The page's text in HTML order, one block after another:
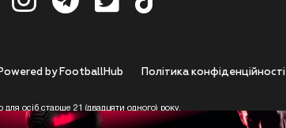
Полiтика конфiденцiйностi
by FootballHub
осіб старше 21 (двадцяти одного) року.
Користувач цим підтверджує, що досяг 21-річного віку.